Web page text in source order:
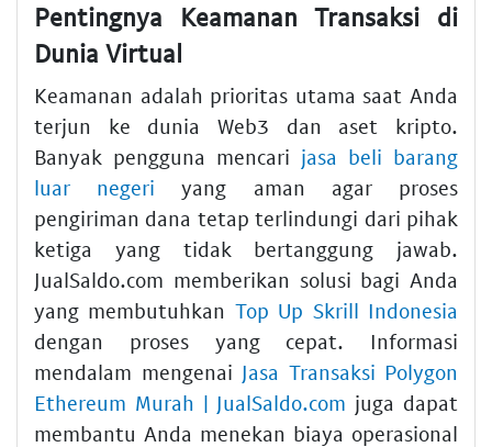
Pentingnya Keamanan Transaksi di
Dunia Virtual
Keamanan adalah prioritas utama saat Anda
terjun ke dunia Web3 dan aset kripto.
Banyak pengguna mencari jasa beli barang
luar negeri yang aman agar proses
pengiriman dana tetap terlindungi dari pihak
ketiga yang tidak bertanggung jawab.
JualSaldo.com memberikan solusi bagi Anda
yang membutuhkan Top Up Skrill Indonesia
dengan proses yang cepat. Informasi
mendalam mengenai Jasa Transaksi Polygon
Ethereum Murah | JualSaldo.com juga dapat
membantu Anda menekan biaya operasional